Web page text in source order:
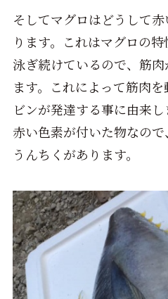
そしてマグロはどうして
ります。これはマグロの
泳ぎ続けているので、筋
ます。これによって筋肉
ビンが発達する事に由来
赤い色素が付いた物なの
うんちくがあります。